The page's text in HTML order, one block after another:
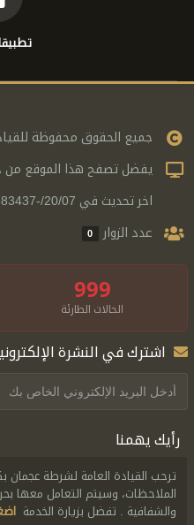
جميع الحقوق محفوظة للقيادة
يفضل تصفح هذا الموقع من خلال
اخر تحديث في 20/07/-4883437
عدد الزوار 0
999
الحالات الطارئة
اشترك في النشرة
رأيك يهمنا
ترحب القيادة العامة لشرطة عجمان
الملاحظات، وسيتم التعامل معها
والشفافية . تفضل بزيارة الخدمة